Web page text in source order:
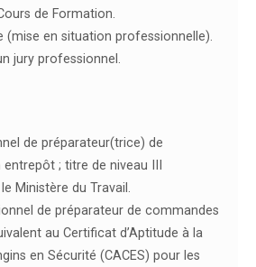
de Formation.
(mise en situation professionnelle).
jury professionnel.
de préparateur(trice) de
; titre de niveau III
Ministère du Travail.
de préparateur de commandes
au Certificat d’Aptitude à la
en Sécurité (CACES) pour les